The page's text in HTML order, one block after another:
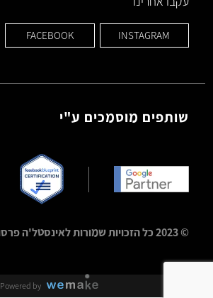
INSTAGRAM
FACEBOOK
© 2023 כל הזכויות שמורות לאינסטל'ה פרסום באינסטגרם.
שותפים מוסמכים ע"י
Powered by